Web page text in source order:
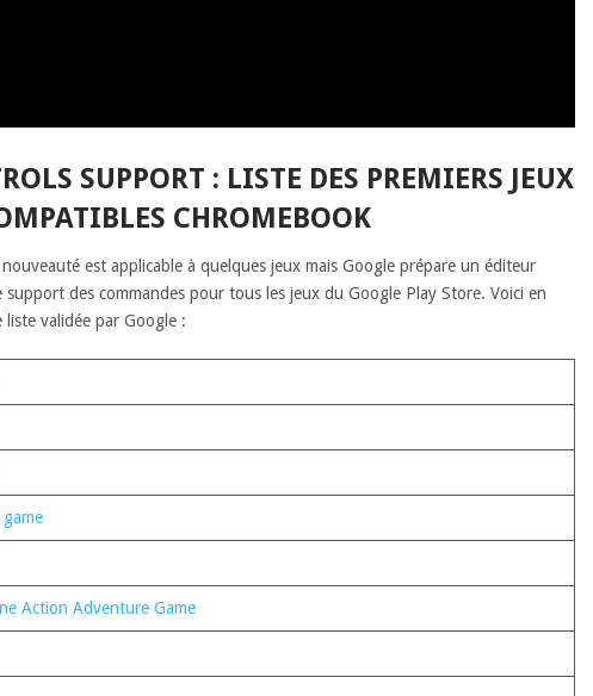
SUPPORT : LISTE DES PREMIERS JEUX
CHROMEBOOK
est applicable à quelques jeux mais Google prépare un éditeur
des commandes pour tous les jeux du Google Play Store. Voici en
validée par Google :
Action Adventure Game⁠